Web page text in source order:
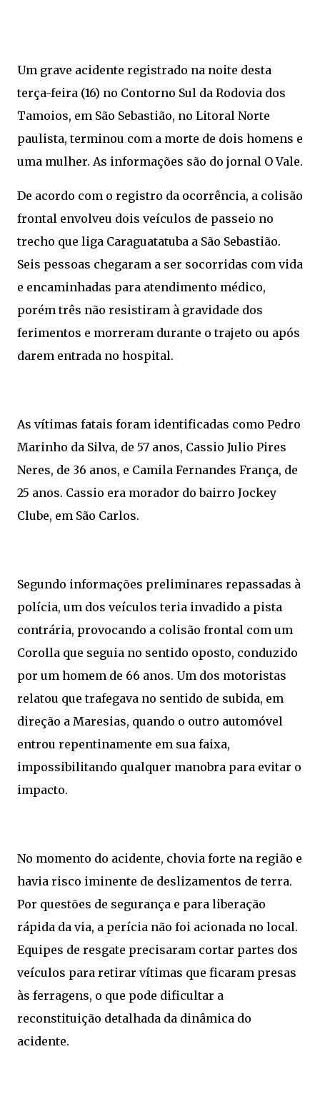
Um grave acidente registrado na noite desta
terça-feira (16) no Contorno Sul da Rodovia dos
Tamoios, em São Sebastião, no Litoral Norte
paulista, terminou com a morte de dois homens e
uma mulher. As informações são do jornal O Vale.
De acordo com o registro da ocorrência, a colisão
frontal envolveu dois veículos de passeio no
trecho que liga Caraguatatuba a São Sebastião.
Seis pessoas chegaram a ser socorridas com vida
e encaminhadas para atendimento médico,
porém três não resistiram à gravidade dos
ferimentos e morreram durante o trajeto ou após
darem entrada no hospital.
As vítimas fatais foram identificadas como Pedro
Marinho da Silva, de 57 anos, Cassio Julio Pires
Neres, de 36 anos, e Camila Fernandes França, de
25 anos. Cassio era morador do bairro Jockey
Clube, em São Carlos.
Segundo informações preliminares repassadas à
polícia, um dos veículos teria invadido a pista
contrária, provocando a colisão frontal com um
Corolla que seguia no sentido oposto, conduzido
por um homem de 66 anos. Um dos motoristas
relatou que trafegava no sentido de subida, em
direção a Maresias, quando o outro automóvel
entrou repentinamente em sua faixa,
impossibilitando qualquer manobra para evitar o
impacto.
No momento do acidente, chovia forte na região e
havia risco iminente de deslizamentos de terra.
Por questões de segurança e para liberação
rápida da via, a perícia não foi acionada no local.
Equipes de resgate precisaram cortar partes dos
veículos para retirar vítimas que ficaram presas
às ferragens, o que pode dificultar a
reconstituição detalhada da dinâmica do
acidente.